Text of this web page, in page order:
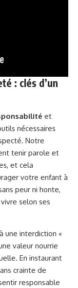
: clés d’un
et
nécessaires
Notre
tenir parole et
et cela
votre enfant à
peur ni honte,
selon ses
une interdiction «
valeur nourrie
En instaurant
crainte de
responsable